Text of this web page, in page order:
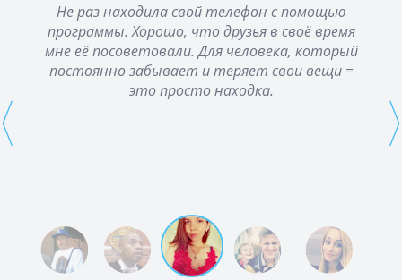
Не раз находила свой телефон с помощью
программы. Хорошо, что друзья в своё время
мне её посоветовали. Для человека, который
постоянно забывает и теряет свои вещи =
это просто находка.
⟨ ⟩